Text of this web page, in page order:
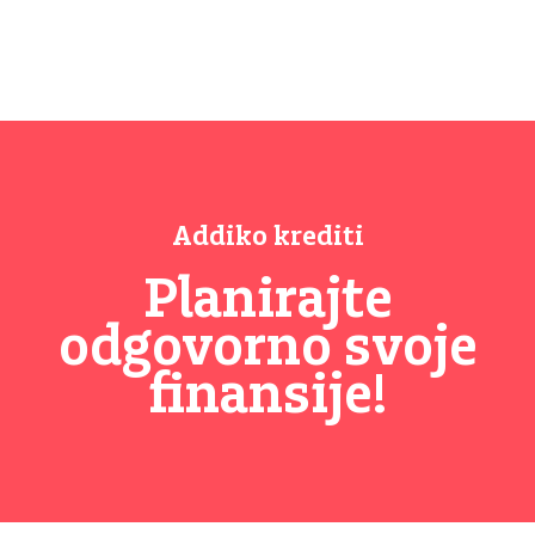
Addiko krediti
Planirajte
odgovorno svoje
finansije!